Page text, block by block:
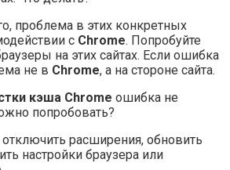
проблема в этих конкретных
с Chrome. Попробуйте
на этих сайтах. Если ошибка
не в Chrome, а на стороне сайта.
кэша Chrome ошибка не
попробовать?
отключить расширения, обновить
настройки браузера или